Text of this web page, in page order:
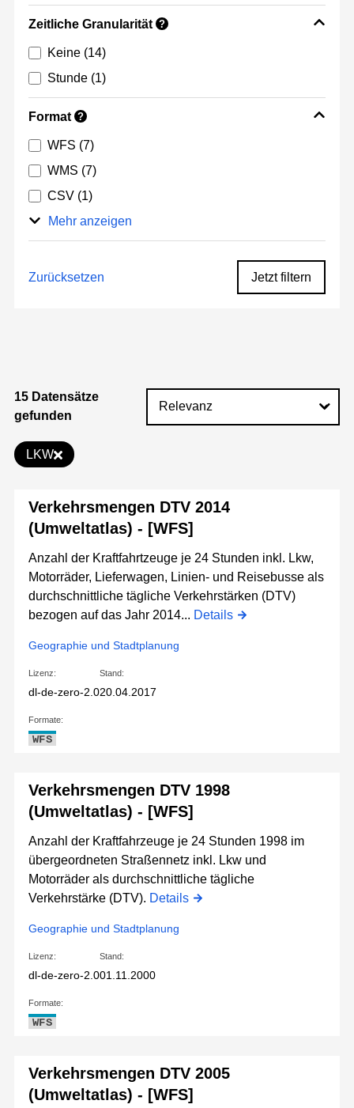
Zeitliche Granularität ?
Keine (14)
Stunde (1)
Format ?
WFS (7)
WMS (7)
CSV (1)
Mehr anzeigen
Zurücksetzen Jetzt filtern
15 Datensätze
gefunden
LKW
Verkehrsmengen DTV 2014
(Umweltatlas) - [WFS]
Anzahl der Kraftfahrtzeuge je 24 Stunden inkl. Lkw,
Motorräder, Lieferwagen, Linien- und Reisebusse als
durchschnittliche tägliche Verkehrstärken (DTV)
bezogen auf das Jahr 2014... Details
Geographie und Stadtplanung
Lizenz:
dl-de-zero-2.0
Stand:
20.04.2017
Formate:
WFS
Verkehrsmengen DTV 1998
(Umweltatlas) - [WFS]
Anzahl der Kraftfahrzeuge je 24 Stunden 1998 im
übergeordneten Straßennetz inkl. Lkw und
Motorräder als durchschnittliche tägliche
Verkehrstärke (DTV). Details
Geographie und Stadtplanung
Lizenz:
dl-de-zero-2.0
Stand:
01.11.2000
Formate:
WFS
Verkehrsmengen DTV 2005
(Umweltatlas) - [WFS]